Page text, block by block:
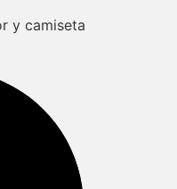
y camiseta